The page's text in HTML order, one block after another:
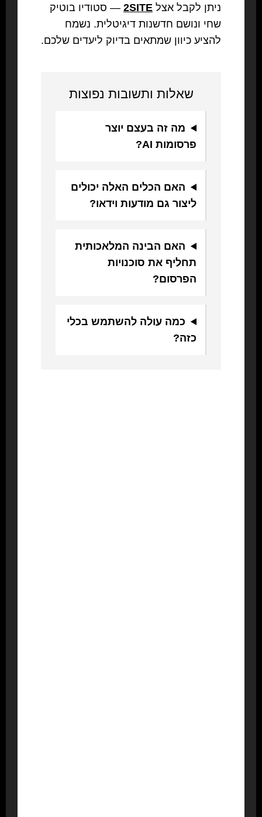
ניתן לקבל אצל 2SITE — סטודיו בוטיק
שחי ונושם חדשנות דיגיטלית. נשמח
להציע כיוון שמתאים בדיוק ליעדים שלכם.
שאלות ותשובות נפוצות
מה זה בעצם יוצר
פרסומות AI?
האם הכלים האלה יכולים
ליצור גם מודעות וידאו?
האם הבינה המלאכותית
תחליף את סוכנויות
הפרסום?
כמה עולה להשתמש בכלי
כזה?